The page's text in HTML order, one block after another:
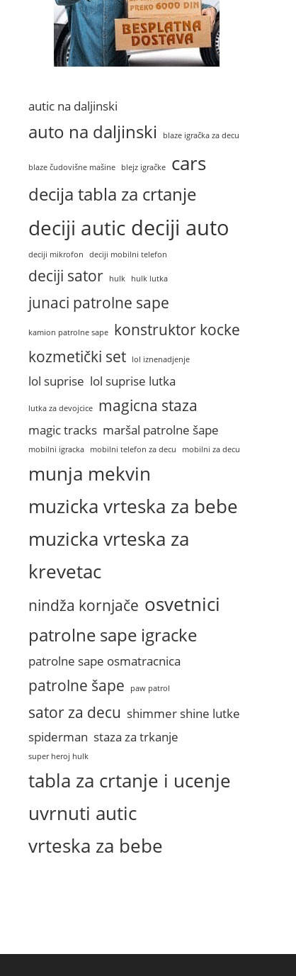
autic na daljinski
auto na daljinski blaze igračka za decu
blaze čudovišne mašine blejz igračke cars
decija tabla za crtanje
deciji autic deciji auto
deciji mikrofon deciji mobilni telefon
deciji sator hulk hulk lutka
junaci patrolne sape
kamion patrolne sape
konstruktor kocke
kozmetički set
lol iznenadjenje
lol suprise lol suprise lutka
lutka za devojcice magicna staza
magic tracks maršal patrolne šape
mobilni igracka mobilni telefon za decu mobilni za decu
munja mekvin
muzicka vrteska za bebe
muzicka vrteska za
krevetac
nindža kornjače osvetnici
patrolne sape igracke
patrolne sape osmatracnica
patrolne šape paw patrol
sator za decu shimmer shine lutke
spiderman staza za trkanje
super heroj hulk
tabla za crtanje i ucenje
uvrnuti autic
vrteska za bebe